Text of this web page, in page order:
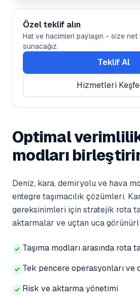
Özel teklif alın
Hat ve hacimleri paylaşın - size
sunacağız.
Teklif Al
Hizmetleri
Optimal
modları
Deniz, kara, demiryolu ve hava
entegre taşımacılık çözümleri.
gereksinimleri için stratejik rota
aktarmalar ve uçtan uca
Taşıma modları arasında rota
Tek pencere operasyonları ve
Risk ve aktarma yönetimi